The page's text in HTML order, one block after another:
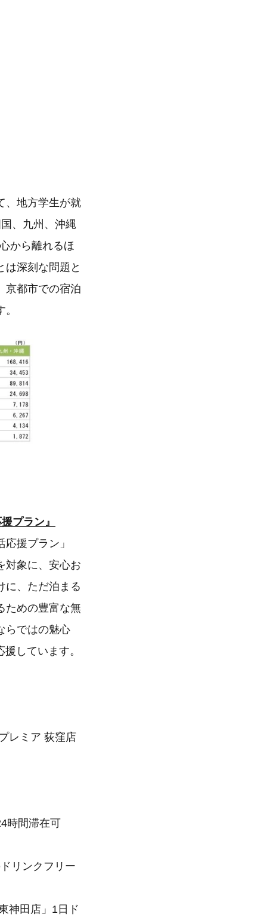
、地方学生が就
、九州、沖縄
から離れるほ
は深刻な問題と
京都市での宿泊
プラン』
援プラン」
対象に、安心お
に、ただ泊まる
ための豊富な無
らではの魅心
しています。
レミア 荻窪店
間滞在可
ンクフリー
田店」1日ド